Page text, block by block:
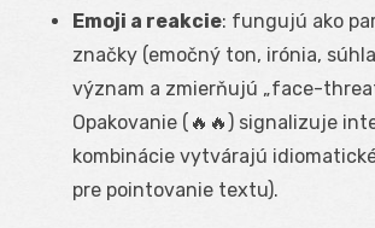
Emoji a reakcie: fungujú ako
značky (emočný ton, irónia,
význam a zmierňujú „face-
Opakovanie (🔥🔥) signalizuje
kombinácie vytvárajú
pre pointovanie textu).